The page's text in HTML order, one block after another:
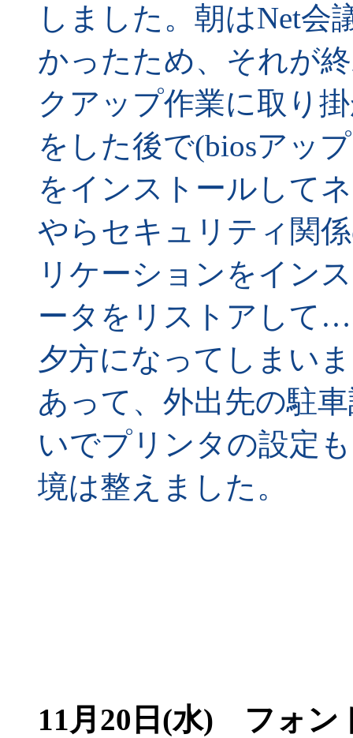
しました。朝はNet会
かったため、それが
クアップ作業に取り
をした後で(biosアッ
をインストールして
やらセキュリティ関
リケーションをイン
ータをリストアして
夕方になってしまい
あって、外出先の駐
いでプリンタの設定
境は整えました。
11月20日(水) フォン